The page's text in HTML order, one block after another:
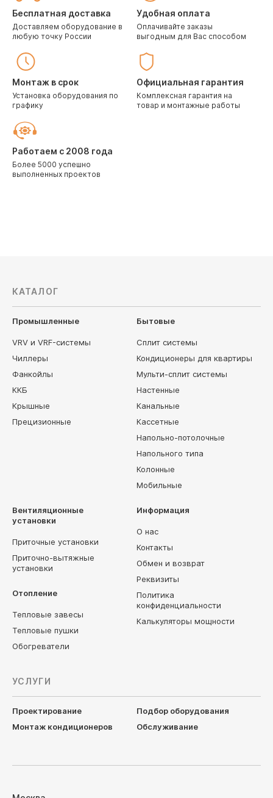
Бесплатная доставка
Доставляем оборудование в
любую точку России
Удобная оплата
Оплачивайте заказы
выгодным для Вас способом
Монтаж в срок
Установка оборудования по
графику
Официальная гарантия
Комплексная гарантия на
товар и монтажные работы
Работаем с 2008 года
Более 5000 успешно
выполненных проектов
КАТАЛОГ
Промышленные
VRV и VRF-системы
Чиллеры
Фанкойлы
ККБ
Крышные
Прецизионные
Бытовые
Сплит системы
Кондиционеры для квартиры
Мульти-сплит системы
Настенные
Канальные
Кассетные
Напольно-потолочные
Напольного типа
Колонные
Мобильные
Вентиляционные
установки
Приточные установки
Приточно-вытяжные
установки
Отопление
Тепловые завесы
Тепловые пушки
Обогреватели
Информация
О нас
Контакты
Обмен и возврат
Реквизиты
Политика
конфиденциальности
Калькуляторы мощности
УСЛУГИ
Проектирование
Подбор оборудования
Монтаж кондиционеров
Обслуживание